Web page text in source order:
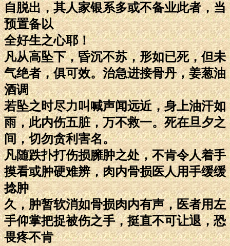
自脱出，其人家银系多或不备业此者，当
预置备以
全好生之心耶！
凡从高坠下，昏沉不苏，形如已死，但未
气绝者，俱可效。治急进接骨丹，姜葱油
酒调
若坠之时尽力叫喊声闻远近，身上油汗如
雨，此内伤五脏，万不救一。死在旦夕之
间，切勿贪利害名。
凡随跌扑打伤损臃肿之处，不肯令人着手
摸看或肿硬难辨，肉内骨损医人用手缓缓
捻肿
久，肿暂软消如骨损肉内有声，医者用左
手仰掌把捉被伤之手，挺直不可让退，恐
畏疼不肯